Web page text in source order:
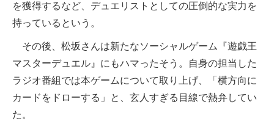
を獲得するなど、デュエリストとしての圧倒的な実力を
持っているという。
その後、松坂さんは新たなソーシャルゲーム『遊戯王
マスターデュエル』にもハマったそう。自身の担当した
ラジオ番組では本ゲームについて取り上げ、「横方向に
カードをドローする」と、玄人すぎる目線で熱弁してい
た。